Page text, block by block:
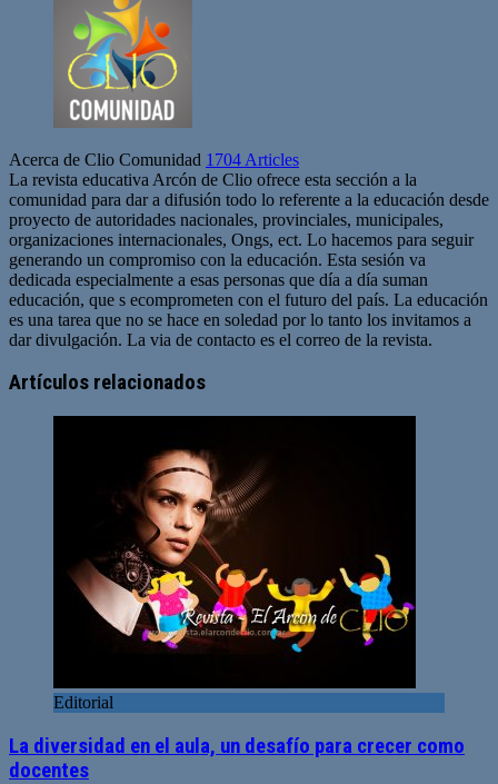
Acerca de Clio Comunidad 1704 Articles
La revista educativa Arcón de Clio ofrece esta sección a la
comunidad para dar a difusión todo lo referente a la educación desde
proyecto de autoridades nacionales, provinciales, municipales,
organizaciones internacionales, Ongs, ect. Lo hacemos para seguir
generando un compromiso con la educación. Esta sesión va
dedicada especialmente a esas personas que día a día suman
educación, que s ecomprometen con el futuro del país. La educación
es una tarea que no se hace en soledad por lo tanto los invitamos a
dar divulgación. La via de contacto es el correo de la revista.
web
Artículos relacionados
Editorial
La diversidad en el aula, un desafío para crecer como
docentes